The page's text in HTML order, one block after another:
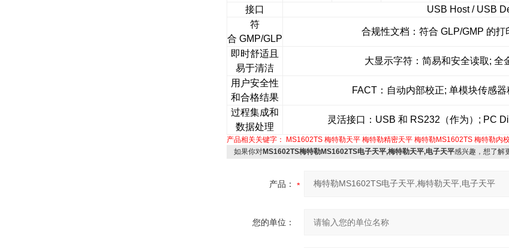
接口
USB Host / USB
符
合 GMP/GLP
合规性文档：符合 GLP/GMP 的
即时舒适且
易于清洁
大显示字符：简易和安全读取; 全
用户安全性
和合格结果
FACT：自动内部校正; 单模块传感
过程集成和
数据处理
灵活接口：USB 和 RS232（作为）; PC
产品相关关键字： MS1602TS 梅特勒天平 梅特勒精密天平 梅特勒MS1602TS 梅特勒内
如果你对MS1602TS梅特勒MS1602TS电子天平,梅特勒天平,电子天平感兴趣，想了解
产品：
您的单位：